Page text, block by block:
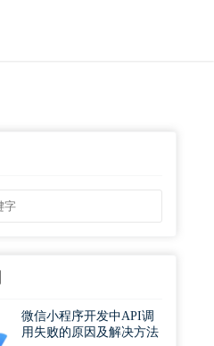
微信小程序开发中API调
用失败的原因及解决方法